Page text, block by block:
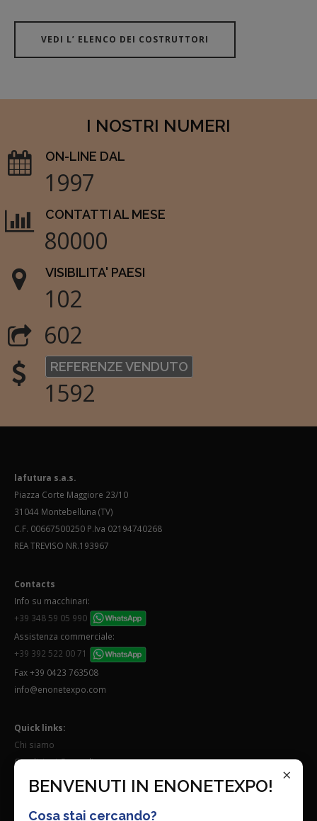
VEDI L’ ELENCO DEI COSTRUTTORI
×
BENVENUTI IN ENONETEXPO!
Cosa stai cercando?
I NOSTRI NUMERI
ON-LINE DAL
1997
CONTATTI AL MESE
80000
VISIBILITA' PAESI
102
602
REFERENZE VENDUTO
1592
lafutura s.a.s.
Piazza Corte Maggiore 23/10
31044 Montebelluna (TV)
C.F. 00667500250 P.Iva 02194740268
REA TREVISO NR.193967
Contacts
Info su macchinari:
+39 348 59 05 990
Assistenza commerciale:
+39 392 522 00 71
Fax +39 0423 763508
info@enonetexpo.com
Quick links:
Chi siamo
Condizioni Generali
Lavora con noi
Seguici su: